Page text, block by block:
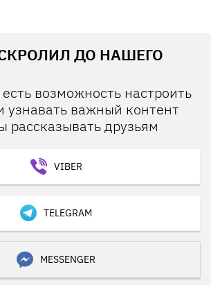
ДО НАШЕГО
возможность настроить
узнавать важный контент
рассказывать друзьям
VIBER
TELEGRAM
MESSENGER